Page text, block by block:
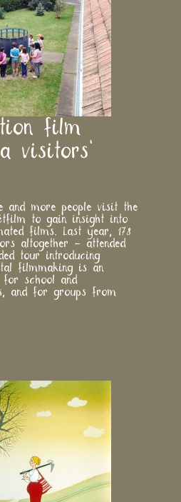
film
visitors’
and more people visit the
to gain insight into
films. Last year, 178
altogether – attended
tour introducing
filmmaking is an
for school and
and for groups from